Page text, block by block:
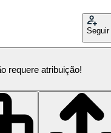
Seguir
requere atribuição!